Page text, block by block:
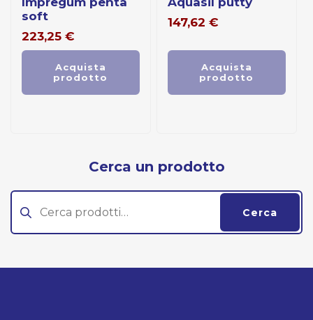
soft
223,25 €
Acquista
prodotto
147,62 €
Acquista
prodotto
Cerca un prodotto
Cerca:
Cerca